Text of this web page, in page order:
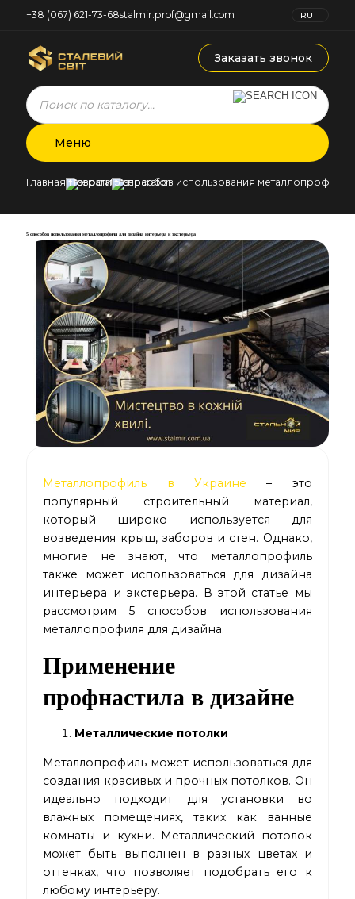
+38 (067) 621-73-68stalmir.prof@gmail.com
RU
Заказать звонок
Products
search
Меню
Главная Новости 5 способов использования металлопрофиля
5 способов использования металлопрофиля для дизайна интерьера и экстерьера
Металлопрофиль в Украине – это
популярный строительный материал,
который широко используется для
возведения крыш, заборов и стен. Однако,
многие не знают, что металлопрофиль
также может использоваться для дизайна
интерьера и экстерьера. В этой статье мы
рассмотрим 5 способов использования
металлопрофиля для дизайна.
Применение
профнастила в дизайне
Металлические потолки
Металлопрофиль может использоваться для
создания красивых и прочных потолков. Он
идеально подходит для установки во
влажных помещениях, таких как ванные
комнаты и кухни. Металлический потолок
может быть выполнен в разных цветах и
оттенках, что позволяет подобрать его к
любому интерьеру.